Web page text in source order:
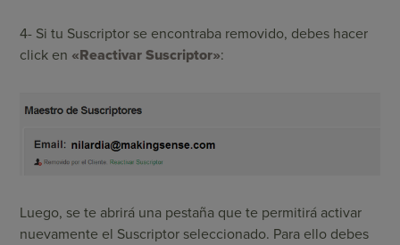
4- Si tu Suscriptor se encontraba removido, debes hacer
click en «Reactivar Suscriptor»:
Luego, se te abrirá una pestaña que te permitirá activar
nuevamente el Suscriptor seleccionado. Para ello debes